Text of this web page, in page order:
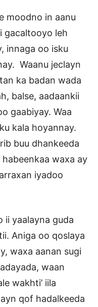
moodno in aanu
gacaltooyo leh
innaga oo isku
Waanu jeclayn
ka badan wada
balse, aadaankii
gaabiyay. Waa
kala hoyannay.
buu dhankeeda
waxa ay
iyadoo
ii yaalayna guda
Aniga oo qoslaya
waxa aanan sugi
waan
wakhti’ iila
qof hadalkeeda